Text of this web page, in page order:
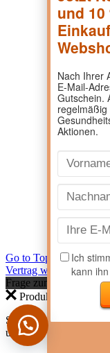
Go to Top
Vertrag widerrufen
Frage zum Produkt?
Produktanfrage
Sie haben eine Frage
uns doch direkt hier.